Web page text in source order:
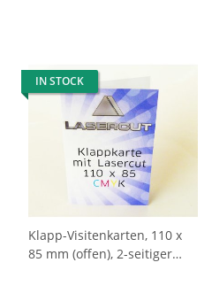
IN STOCK
Klapp-Visitenkarten, 110 x
85 mm (offen), 2-seitiger